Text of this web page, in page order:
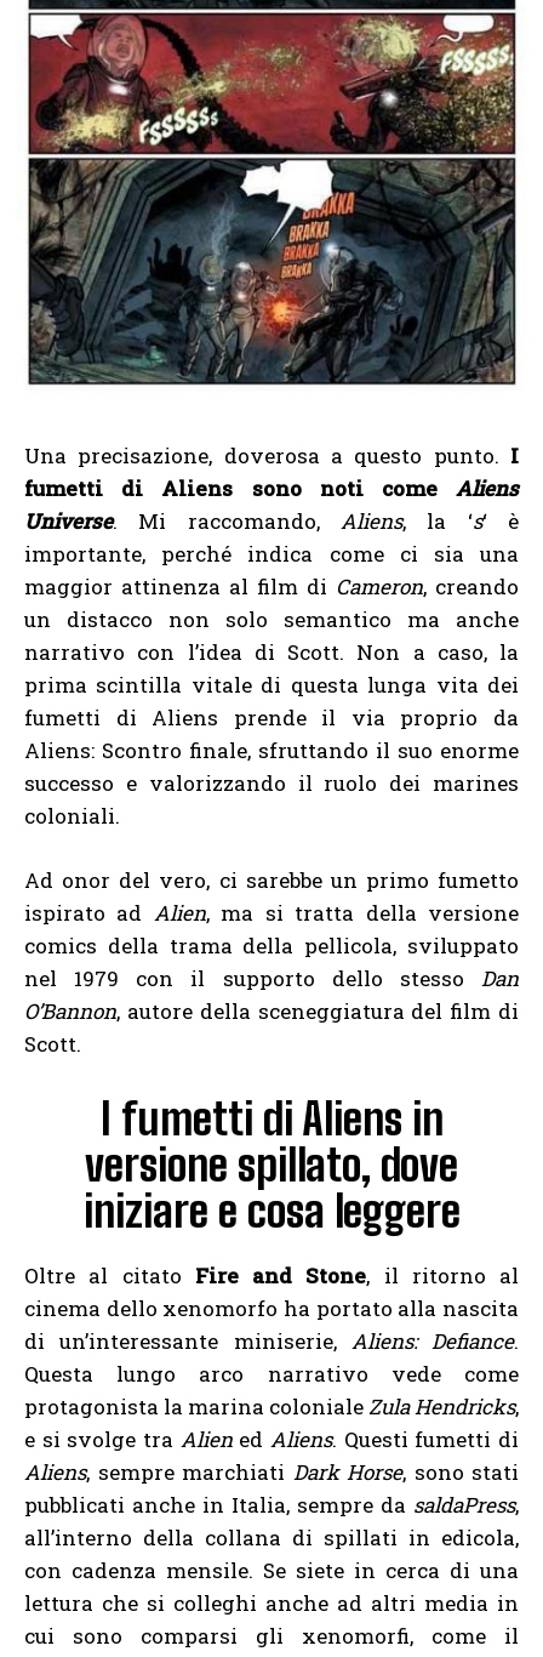
Una precisazione, doverosa a questo punto. I
fumetti di Aliens sono noti come Aliens
Universe. Mi raccomando, Aliens, la ‘s‘ è
importante, perché indica come ci sia una
maggior attinenza al film di Cameron, creando
un distacco non solo semantico ma anche
narrativo con l’idea di Scott. Non a caso, la
prima scintilla vitale di questa lunga vita dei
fumetti di Aliens prende il via proprio da
Aliens: Scontro finale, sfruttando il suo enorme
successo e valorizzando il ruolo dei marines
coloniali.
Ad onor del vero, ci sarebbe un primo fumetto
ispirato ad Alien, ma si tratta della versione
comics della trama della pellicola, sviluppato
nel 1979 con il supporto dello stesso Dan
O’Bannon, autore della sceneggiatura del film di
Scott.
I fumetti di Aliens in
versione spillato, dove
iniziare e cosa leggere
Oltre al citato Fire and Stone, il ritorno al
cinema dello xenomorfo ha portato alla nascita
di un’interessante miniserie, Aliens: Defiance.
Questa lungo arco narrativo vede come
protagonista la marina colonialeZula Hendricks,
e si svolge tra AlienedAliens. Questi fumetti di
Aliens, sempre marchiati Dark Horse, sono stati
pubblicati anche in Italia, sempre da saldaPress,
all’interno della collana di spillati in edicola,
con cadenza mensile. Se siete in cerca di una
lettura che si colleghi anche ad altri media in
cui sono comparsi gli xenomorfi, come il